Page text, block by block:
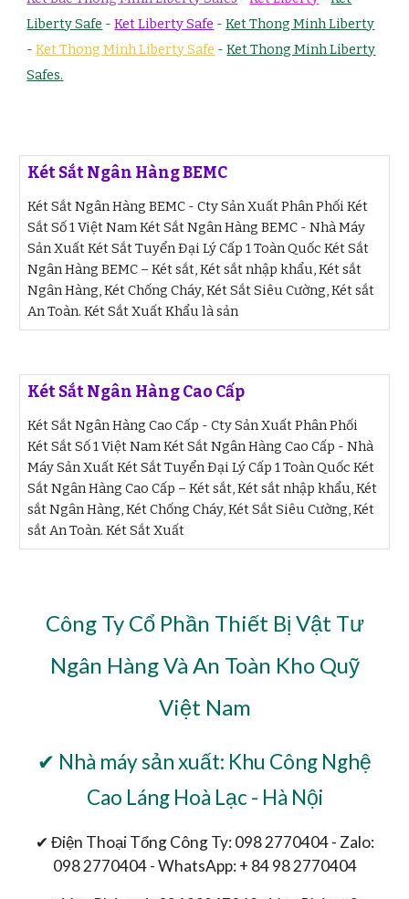
Liberty Safe -Ket Liberty Safe -Ket Thong Minh Liberty
-Ket Thong Minh Liberty Safe -Ket Thong Minh Liberty
Safes.
Két Sắt Ngân Hàng BEMC
Két Sắt Ngân Hàng BEMC - Cty Sản Xuất Phân Phối Két
Sắt Số 1 Việt Nam Két Sắt Ngân Hàng BEMC - Nhà Máy
Sản Xuất Két Sắt Tuyển Đại Lý Cấp 1 Toàn Quốc Két Sắt
Ngân Hàng BEMC – Két sắt, Két sắt nhập khẩu, Két sắt
Ngân Hàng, Két Chống Cháy, Két Sắt Siêu Cường, Két sắt
An Toàn. Két Sắt Xuất Khẩu là sản
Két Sắt Ngân Hàng Cao Cấp
Két Sắt Ngân Hàng Cao Cấp - Cty Sản Xuất Phân Phối
Két Sắt Số 1 Việt Nam Két Sắt Ngân Hàng Cao Cấp - Nhà
Máy Sản Xuất Két Sắt Tuyển Đại Lý Cấp 1 Toàn Quốc Két
Sắt Ngân Hàng Cao Cấp – Két sắt, Két sắt nhập khẩu, Két
sắt Ngân Hàng, Két Chống Cháy, Két Sắt Siêu Cường, Két
sắt An Toàn. Két Sắt Xuất
Công Ty Cổ Phần Thiết Bị Vật Tư
Ngân Hàng Và An Toàn Kho Quỹ
Việt Nam
✔ Nhà máy sản xuất: Khu Công Nghệ
Cao Láng Hoà Lạc - Hà Nội
✔ Điện Thoại Tổng Công Ty: 098 2770404 - Zalo:
098 2770404 - WhatsApp: + 84 98 2770404